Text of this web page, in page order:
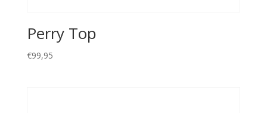
Perry Top
€99,95